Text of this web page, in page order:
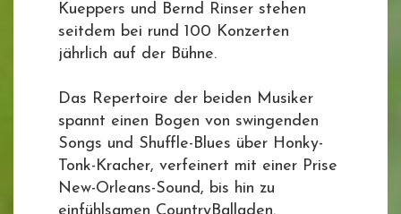
Kueppers und Bernd Rinser stehen
seitdem bei rund 100 Konzerten
jährlich auf der Bühne.
Das Repertoire der beiden Musiker
spannt einen Bogen von swingenden
Songs und Shuffle-Blues über Honky-
Tonk-Kracher, verfeinert mit einer Prise
New-Orleans-Sound, bis hin zu